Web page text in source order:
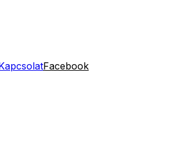
Facebook